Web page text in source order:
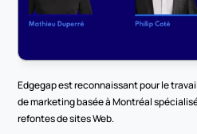
Edgegap est reconnaissant pour le
de marketing basée à Montréal
refontes de sites Web.